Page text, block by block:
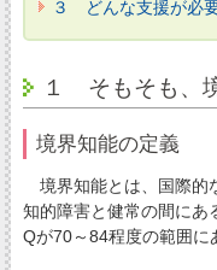
３ どんな支援が必
１ そもそも、
境界知能の定義
境界知能とは、国際的
知的障害と健常の間にあ
Qが70～84程度の範囲に